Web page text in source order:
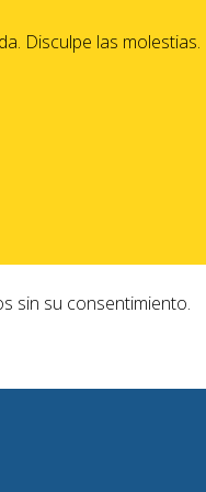
Disculpe las molestias.
sin su consentimiento.